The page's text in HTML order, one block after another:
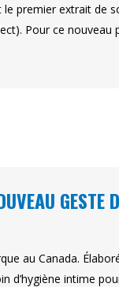
premier extrait de
Pour ce nouveau
GESTE
au Canada.
d’hygiène intime